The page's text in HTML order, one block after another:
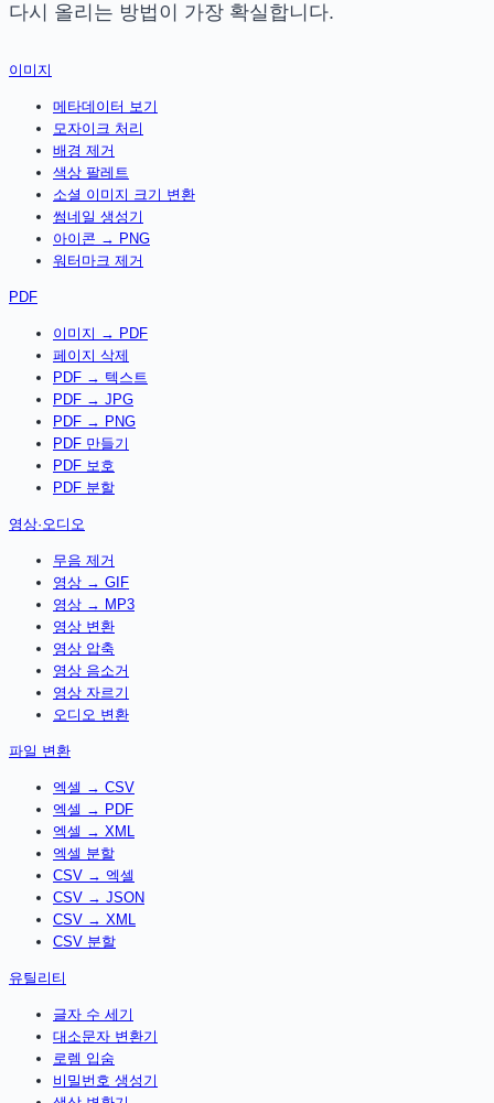
다시 올리는 방법이 가장 확실합니다.
이미지
메타데이터 보기
모자이크 처리
배경 제거
색상 팔레트
소셜 이미지 크기 변환
썸네일 생성기
아이콘 → PNG
워터마크 제거
PDF
이미지 → PDF
페이지 삭제
PDF → 텍스트
PDF → JPG
PDF → PNG
PDF 만들기
PDF 보호
PDF 분할
영상·오디오
무음 제거
영상 → GIF
영상 → MP3
영상 변환
영상 압축
영상 음소거
영상 자르기
오디오 변환
파일 변환
엑셀 → CSV
엑셀 → PDF
엑셀 → XML
엑셀 분할
CSV → 엑셀
CSV → JSON
CSV → XML
CSV 분할
유틸리티
글자 수 세기
대소문자 변환기
로렘 입숨
비밀번호 생성기